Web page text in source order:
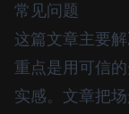
常见问题
这篇文章主要
重点是用可信
实感。文章把